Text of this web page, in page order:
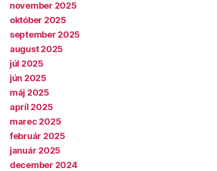
november 2025
október 2025
september 2025
august 2025
júl 2025
jún 2025
máj 2025
apríl 2025
marec 2025
február 2025
január 2025
december 2024